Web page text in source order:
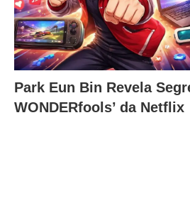
Park Eun Bin Revela
WONDERfools’ da Netflix